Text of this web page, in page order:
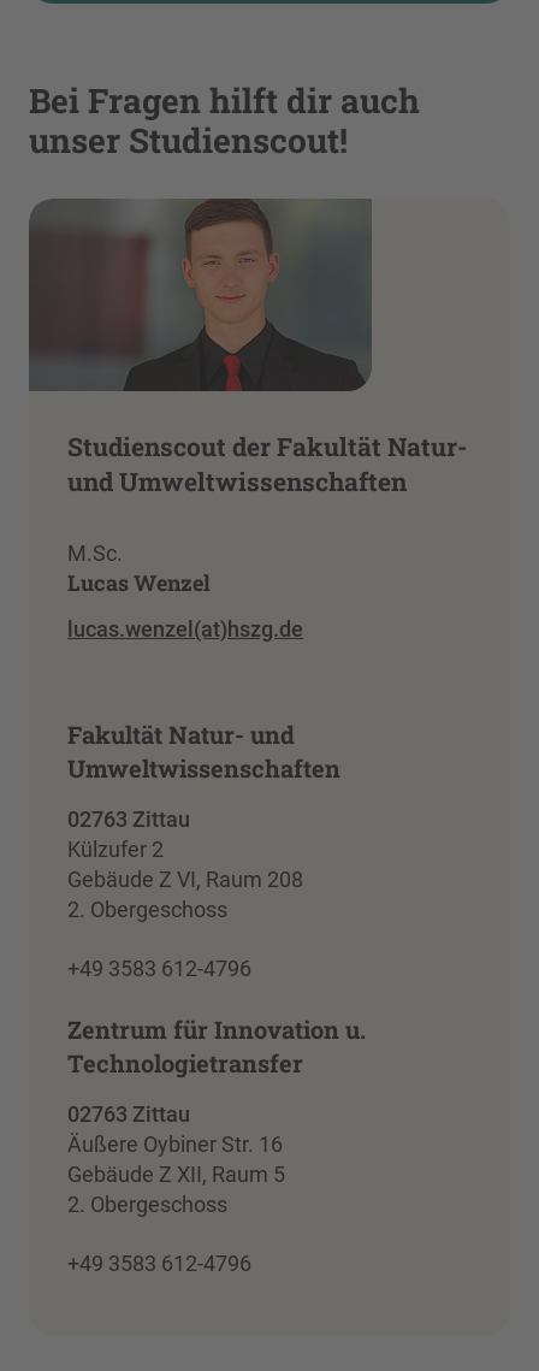
Bei Fragen hilft dir auch
unser Studienscout!
Studienscout der Fakultät Natur-
und Umweltwissenschaften
M.Sc.
Lucas Wenzel
lucas.wenzel(at)hszg.de
Fakultät Natur- und
Umweltwissenschaften
02763 Zittau
Külzufer 2
Gebäude Z VI, Raum 208
2. Obergeschoss
+49 3583 612-4796
Zentrum für Innovation u.
Technologietransfer
02763 Zittau
Äußere Oybiner Str. 16
Gebäude Z XII, Raum 5
2. Obergeschoss
+49 3583 612-4796